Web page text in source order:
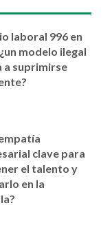
laboral 996 en
modelo ilegal
a suprimirse
clave para
el talento y
en la